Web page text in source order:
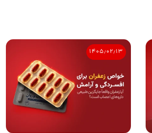
۱۴۰۵٫۰۲٫۱۳